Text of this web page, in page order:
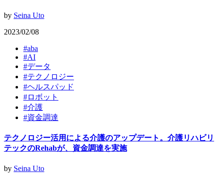
by Seina Uto
2023/02/08
#aba
#AI
#データ
#テクノロジー
#ヘルスパッド
#ロボット
#介護
#資金調達
テクノロジー活用による介護のアップデート。介護リハビリ
テックのRehabが、資金調達を実施
by Seina Uto